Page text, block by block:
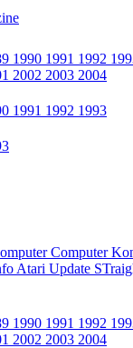
1990 1991 1992
2002 2003 2004
1991 1992 1993
Computer
Atari Update
1990 1991 1992
2002 2003 2004